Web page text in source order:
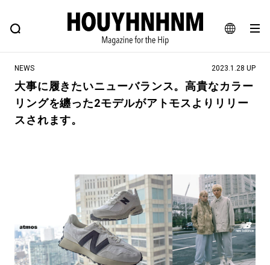
JA
EN
FEATURE BLOG SNAP
ヒップなファッション、カルチャー、ライフスタイルWEBマガジン
#注目のタグ
#NEW VINTAGE #マイナーグッド図鑑
#路地裏てぃーん。 #MONTHLY JOURNAL
#GH 銘品の所以 #フイナムのYouTube
#Commune H #FOCUS IT #AH.H
#ととけん #FASHION #MUSIC #MOVIE
NEWS 2023.1.28 UP
大事に履きたいニューバランス。高貴なカラー
リングを纏った2モデルがアトモスよりリリー
スされます。